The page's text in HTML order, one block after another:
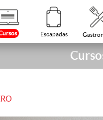
Escapadas